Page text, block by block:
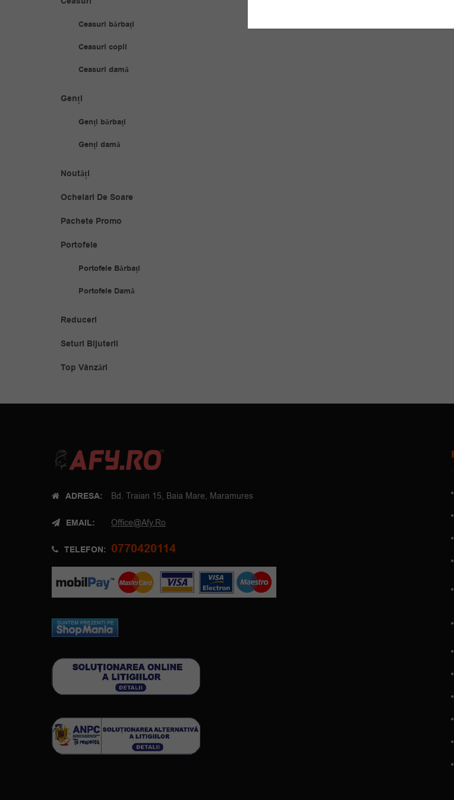
Ceasuri bărbați
Ceasuri copii
Ceasuri damă
Genți
Genți bărbați
Genți damă
Noutăți
Ochelari De Soare
Pachete Promo
Portofele
Portofele Bărbați
Portofele Damă
Reduceri
Seturi Bijuterii
Top Vânzări
ADRESA: Bd. Traian 15, Baia Mare, Maramures
EMAIL: Office@afy.ro
TELEFON: 0770420114